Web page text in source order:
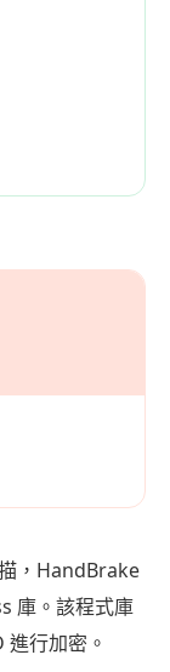
，HandBrake
庫。該程式庫
進行加密。